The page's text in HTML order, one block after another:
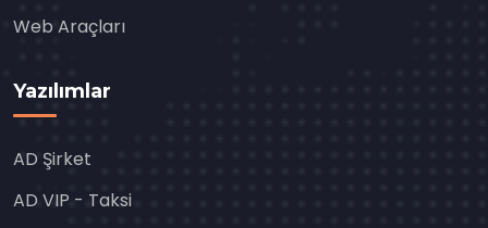
Web Araçları
Yazılımlar
AD Şirket
AD VIP - Taksi